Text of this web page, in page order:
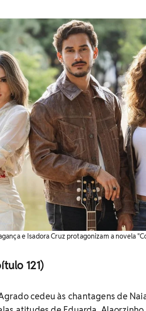
e Isadora Cruz protagonizam a novela
121)
cedeu às chantagens de